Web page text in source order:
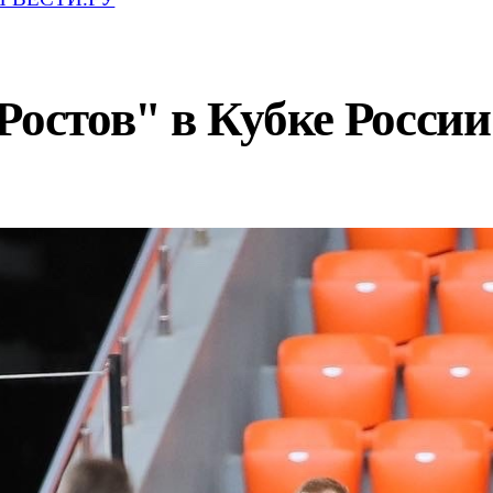
в Кубке России